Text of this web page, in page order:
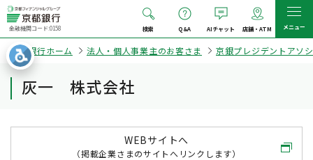
金融機関コード:0158 検索 Q&A AIチャット 店舗・ATM メニュー
京都銀行ホーム 法人・個人事業主のお客さま 京銀プレジデントアソ
灰一 株式会社
WEBサイトへ
（掲載企業さまのサイトへリンクします）